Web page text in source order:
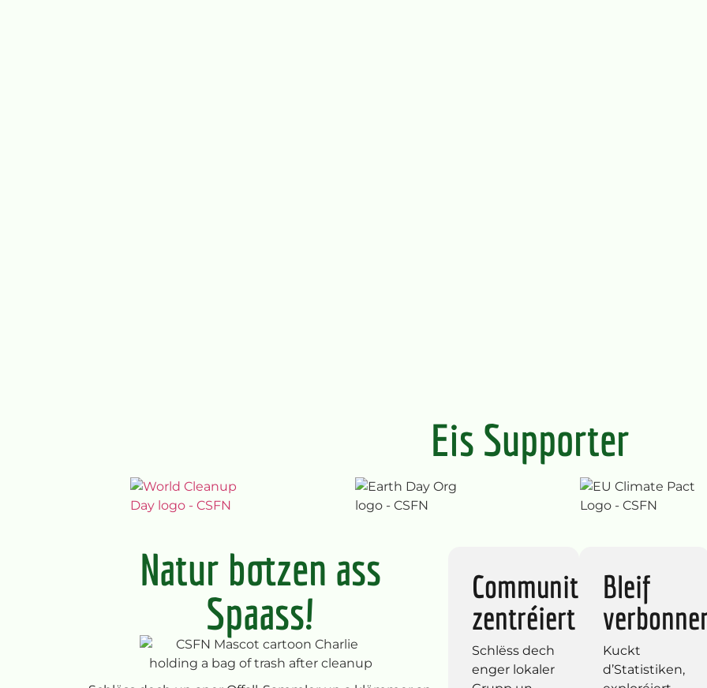
Eis Supporter
Natur botzen ass
Spaass!
Community-
zentréiert
Schlëss dech
enger lokaler
Bleif
Kuckt
d’Statistiken,